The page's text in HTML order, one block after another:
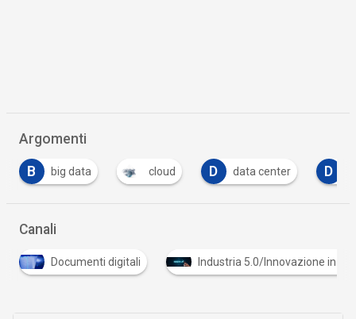
Argomenti
cloud D data center D domicilio digitale
Canali
digitali Industria 5.0/Innovazione in azienda